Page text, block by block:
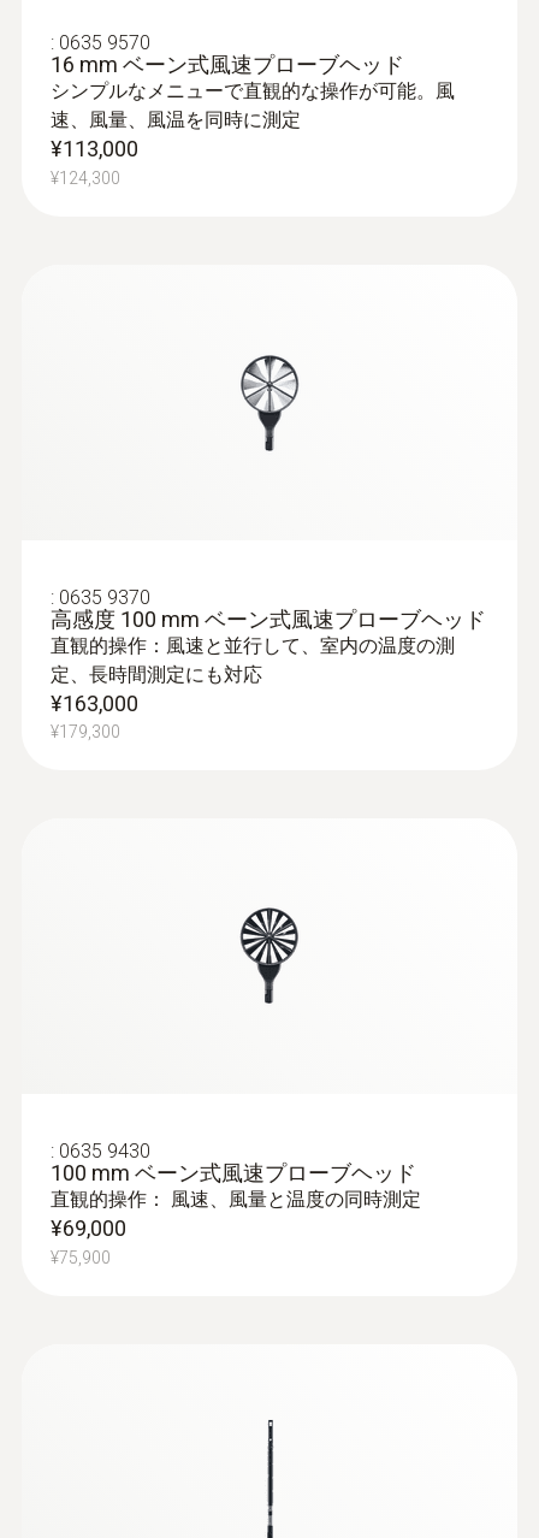
毎日の業務で使用される場合も、バックアッ
プとしてプローブヘッドがあると便利です。
IAQプローブの用途
CO2の測定は室内空気室において重要です。
高い濃度のCO2は、疲労感、集中力の欠如な
どの原因となります。それゆえ、CO2濃度は
0563 0400 72
testo 400 - コンボセット 2
¥560,000
¥616,000
:0563 0401
testo 400 PMVセット
¥650,000
¥715,000
: 0635 9570
16 mm ベーン式風速プローブヘッド
シンプルなメニューで直観的な操作が可能。風
速、風量、風温を同時に測定
¥113,000
¥124,300
: 0635 9370
高感度 100 mm ベーン式風速プローブヘッド
直観的操作：風速と並行して、室内の温度の測
定、長時間測定にも対応
¥163,000
¥179,300
: 0635 9430
100 mm ベーン式風速プローブヘッド
直観的操作： 風速、風量と温度の同時測定
¥69,000
¥75,900